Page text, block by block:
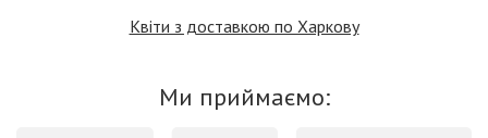
Квіти з доставкою по Харкову
Ми приймаємо: